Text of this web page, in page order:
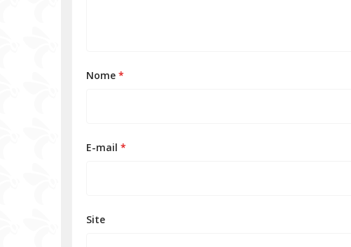
Nome *
E-mail *
Site